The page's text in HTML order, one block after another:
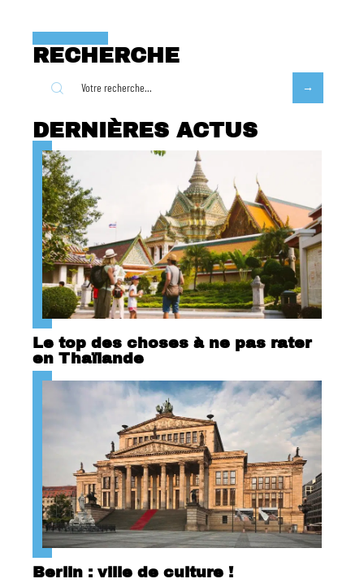
RECHERCHE
DERNIÈRES ACTUS
Le top des choses à ne pas rater
en Thaïlande
Berlin : ville de culture !